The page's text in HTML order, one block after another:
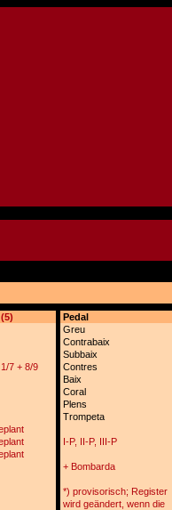
Pedal
Greu
Contrabaix
Subbaix
1/7 + 8/9 Contres
Baix
Coral
Plens
Trompeta
I-P, II-P, III-P
+ Bombarda
*) provisorisch; Register
wird geändert, wenn die